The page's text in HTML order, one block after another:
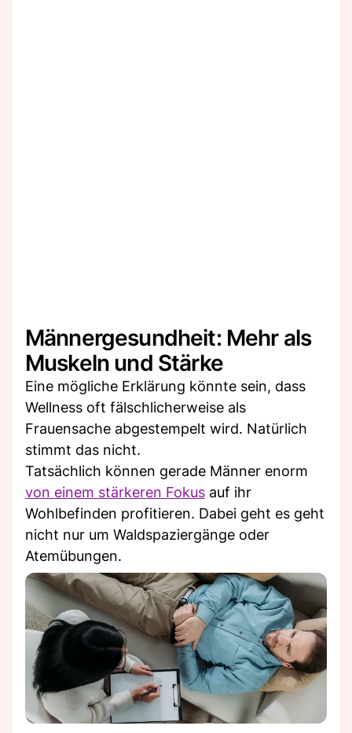
Männergesundheit: Mehr als
Muskeln und Stärke
Eine mögliche Erklärung könnte sein, dass
Wellness oft fälschlicherweise als
Frauensache abgestempelt wird. Natürlich
stimmt das nicht.
Tatsächlich können gerade Männer enorm
von einem stärkeren Fokus auf ihr
Wohlbefinden profitieren. Dabei geht es geht
nicht nur um Waldspaziergänge oder
Atemübungen.